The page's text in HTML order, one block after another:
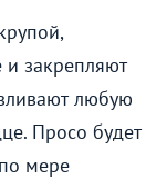
и закрепляют
любую
Просо будет
мере